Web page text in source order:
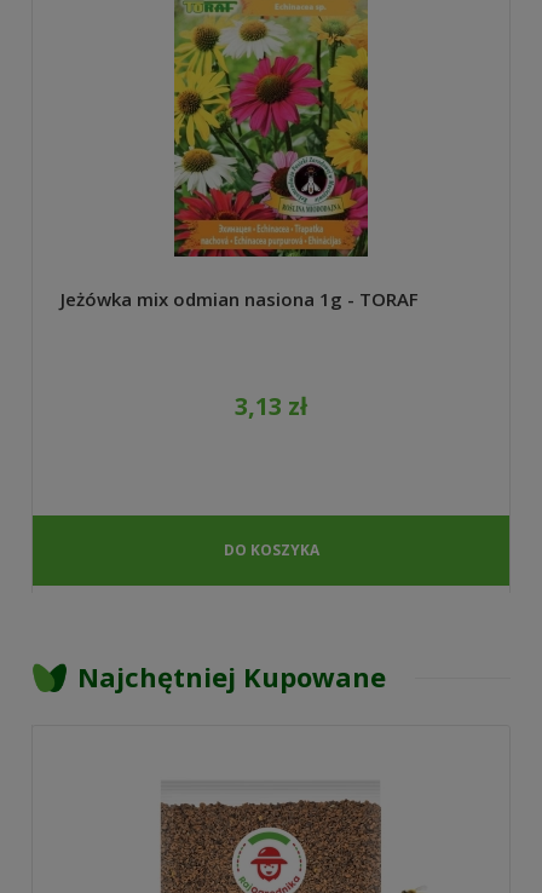
Jeżówka mix odmian nasiona 1g - TORAF
3,13 zł
DO KOSZYKA
Najchętniej Kupowane